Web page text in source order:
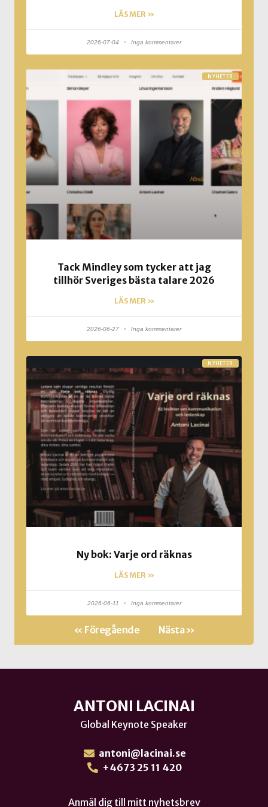
LÄS MER »
2026-07-04 Inga kommentarer
NYHETER
Tack Mindley som tycker att jag
tillhör Sveriges bästa talare 2026
LÄS MER »
2026-06-27 Inga kommentarer
NYHETER
Ny bok: Varje ord räknas
LÄS MER »
2026-06-11 Inga kommentarer
« Föregående Nästa »
ANTONI LACINAI
Global Keynote Speaker
antoni@lacinai.se
+4673 25 11 420
Anmäl dig till mitt nyhetsbrev